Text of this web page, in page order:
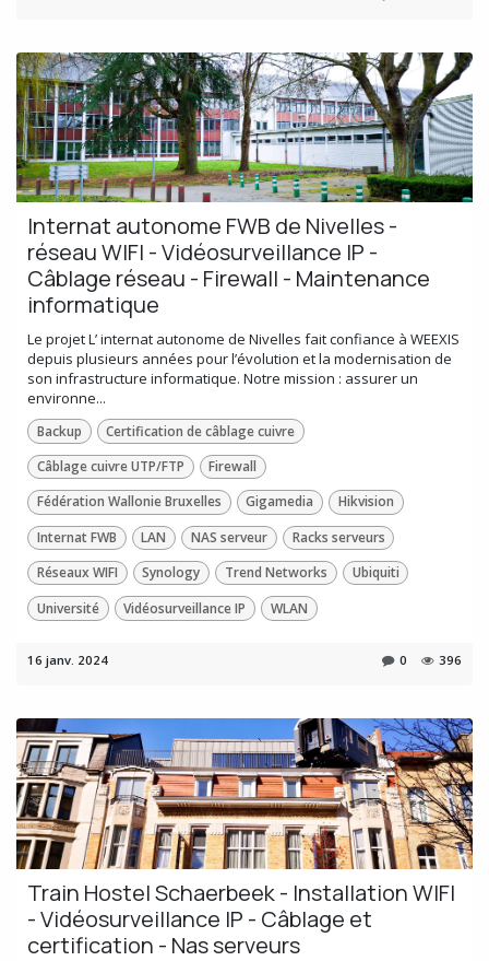
Internat autonome FWB de Nivelles -
réseau WIFI - Vidéosurveillance IP -
Câblage réseau - Firewall - Maintenance
informatique
Le projet L’ internat autonome de Nivelles fait confiance à WEEXIS
depuis plusieurs années pour l’évolution et la modernisation de
son infrastructure informatique. Notre mission : assurer un
environne...
Backup
Certification de câblage cuivre
Câblage cuivre UTP/FTP
Firewall
Fédération Wallonie Bruxelles
Gigamedia
Hikvision
Internat FWB
LAN NAS serveur
Racks serveurs
Réseaux WIFI
Synology Trend Networks
Ubiquiti
Université
Vidéosurveillance IP WLAN
16 janv. 2024 0 396
Train Hostel Schaerbeek - Installation WIFI
- Vidéosurveillance IP - Câblage et
certification - Nas serveurs